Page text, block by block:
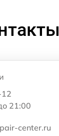
21:00
center.ru